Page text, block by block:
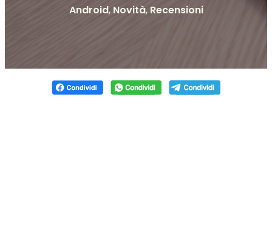
Android, Novità, Recensioni